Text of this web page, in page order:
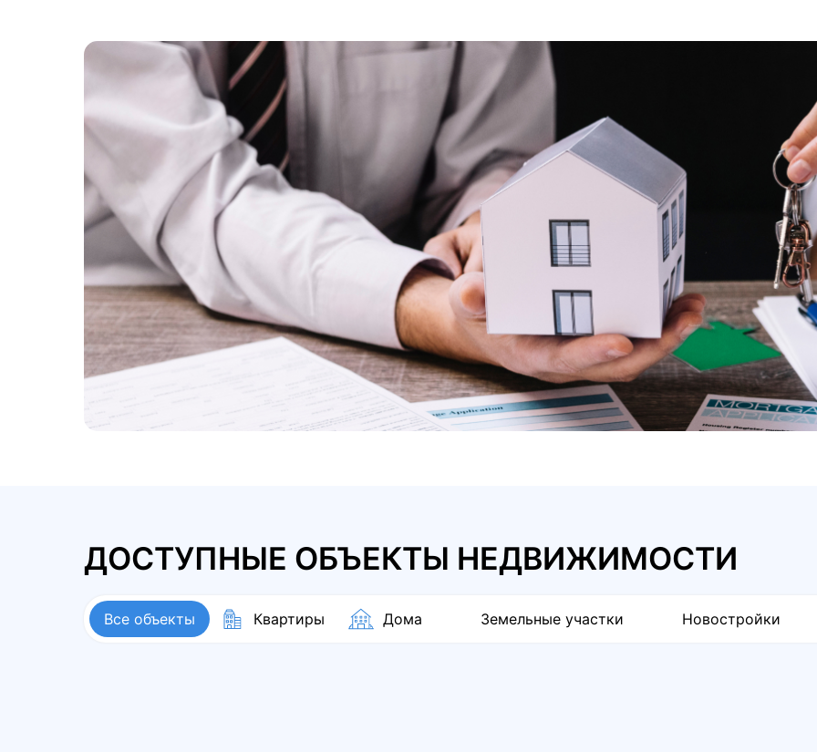
ДОСТУПНЫЕ ОБЪЕКТЫ НЕДВИЖИМОСТИ
Все объекты Квартиры Дома Земельные участки Новостройки